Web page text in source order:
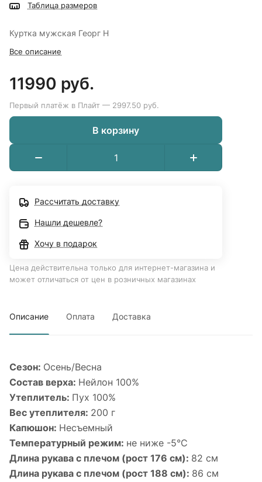
Таблица размеров
Куртка мужская Георг Н
Все описание
11990 руб.
Первый платёж в Плайт — 2997.50 руб.
В корзину
Рассчитать доставку
Нашли дешевле?
Хочу в подарок
Цена действительна только для интернет-магазина и
может отличаться от цен в розничных магазинах
Описание Оплата Доставка
Сезон: Осень/Весна
Состав верха: Нейлон 100%
Утеплитель: Пух 100%
Вес утеплителя: 200 г
Капюшон: Несъемный
Температурный режим: не ниже -5°С
Длина рукава с плечом (рост 176 см): 82 см
Длина рукава с плечом (рост 188 см): 86 см